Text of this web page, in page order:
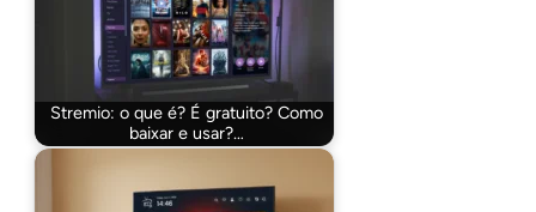
Stremio: o que é? É gratuito? Como
baixar e usar?…